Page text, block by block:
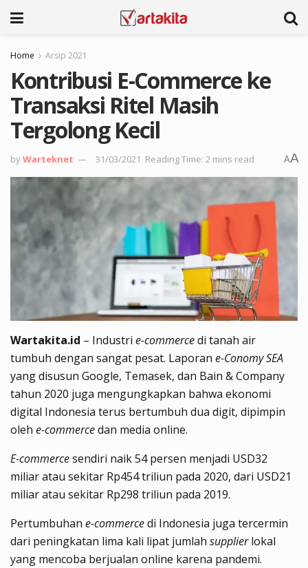
Home Arsip 2021
Kontribusi E-Commerce ke
Transaksi Ritel Masih
Tergolong Kecil
byWarteknet 31/03/2021 Reading Time: 2 mins read AA
Wartakita.id – Industri e-commercedi tanah air
tumbuh dengan sangat pesat. Laporan e-Conomy SEA
yang disusun Google, Temasek, dan Bain & Company
tahun 2020 juga mengungkapkan bahwa ekonomi
digital Indonesia terus bertumbuh dua digit, dipimpin
oleh e-commercedan media online.
E-commercesendiri naik 54 persen menjadi USD32
miliar atau sekitar Rp454 triliun pada 2020, dari USD21
miliar atau sekitar Rp298 triliun pada 2019.
Pertumbuhan e-commercedi Indonesia juga tercermin
dari peningkatan lima kali lipat jumlah supplierlokal
yang mencoba berjualan online karena pandemi.